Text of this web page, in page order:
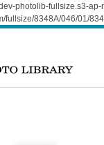
photolib-fullsize.s3-
fullsize/8348A/046/01/